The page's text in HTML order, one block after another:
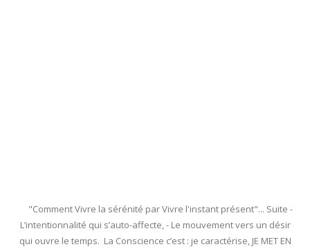
"Comment Vivre la sérénité par Vivre l'instant présent"... Suite -
L’intentionnalité qui s’auto-affecte, - Le mouvement vers un désir
qui ouvre le temps. La Conscience c’est : je caractérise, JE MET EN